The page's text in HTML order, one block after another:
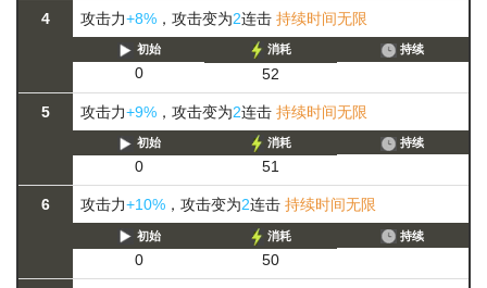
4 攻击力+8% ，攻击变为2连击 持续时间无限
初始
0
消耗
52
持续
5 攻击力+9% ，攻击变为2连击 持续时间无限
初始
0
消耗
51
持续
6 攻击力+10% ，攻击变为2连击 持续时间无限
初始
0
消耗
50
持续